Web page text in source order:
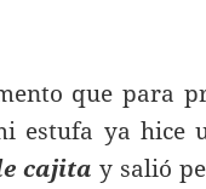
que para
estufa ya hice
cajita y salió